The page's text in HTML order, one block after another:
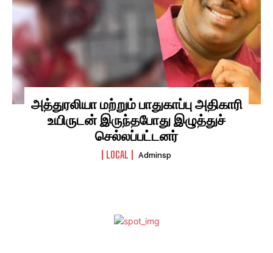
அத்துரலியா மற்றும் பாதுகாப்பு அதிகாரி
உயிருடன் இருந்தபோது இழுத்துச்
செல்லப்பட்டனர்
LOCAL Adminsp